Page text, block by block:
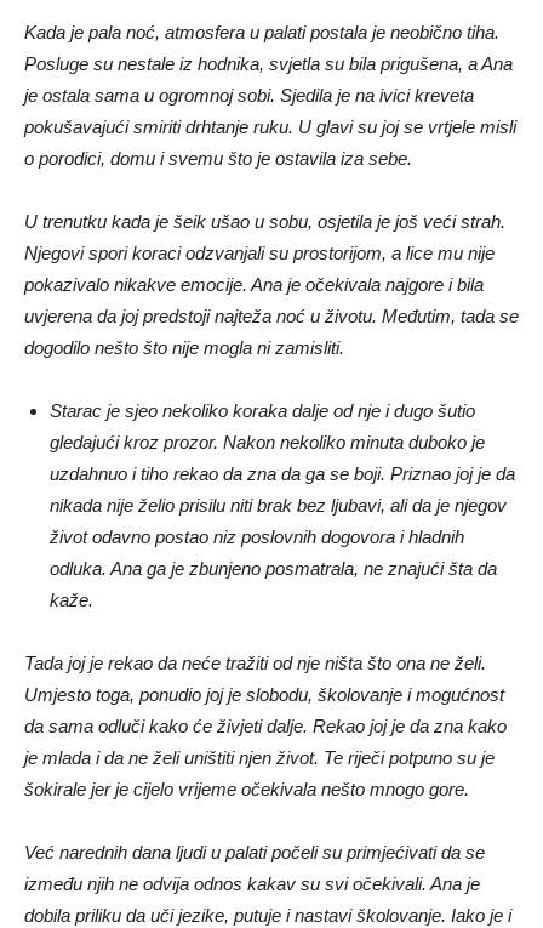
Kada je pala noć, atmosfera u palati postala je neobično tiha.
Posluge su nestale iz hodnika, svjetla su bila prigušena, a Ana
je ostala sama u ogromnoj sobi. Sjedila je na ivici kreveta
pokušavajući smiriti drhtanje ruku. U glavi su joj se vrtjele misli
o porodici, domu i svemu što je ostavila iza sebe.
U trenutku kada je šeik ušao u sobu, osjetila je još veći strah.
Njegovi spori koraci odzvanjali su prostorijom, a lice mu nije
pokazivalo nikakve emocije. Ana je očekivala najgore i bila
uvjerena da joj predstoji najteža noć u životu. Međutim, tada se
dogodilo nešto što nije mogla ni zamisliti.
Starac je sjeo nekoliko koraka dalje od nje i dugo šutio
gledajući kroz prozor. Nakon nekoliko minuta duboko je
uzdahnuo i tiho rekao da zna da ga se boji. Priznao joj je da
nikada nije želio prisilu niti brak bez ljubavi, ali da je njegov
život odavno postao niz poslovnih dogovora i hladnih
odluka. Ana ga je zbunjeno posmatrala, ne znajući šta da
kaže.
Tada joj je rekao da neće tražiti od nje ništa što ona ne želi.
Umjesto toga, ponudio joj je slobodu, školovanje i mogućnost
da sama odluči kako će živjeti dalje. Rekao joj je da zna kako
je mlada i da ne želi uništiti njen život. Te riječi potpuno su je
šokirale jer je cijelo vrijeme očekivala nešto mnogo gore.
Već narednih dana ljudi u palati počeli su primjećivati da se
između njih ne odvija odnos kakav su svi očekivali. Ana je
dobila priliku da uči jezike, putuje i nastavi školovanje. Iako je i